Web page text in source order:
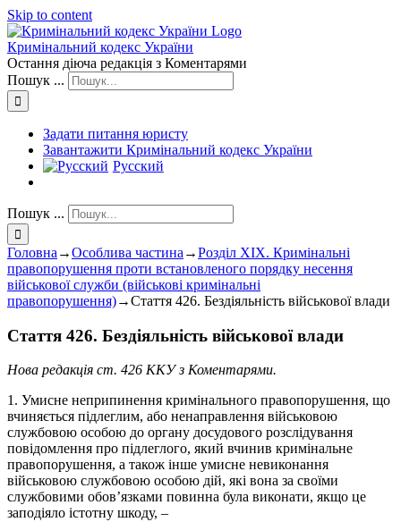
Skip to content
Кримінальний кодекс України
Остання діюча редакція з Коментарями
Пошук ...
Задати питання юристу
Завантажити Кримінальний кодекс України
Русский
Пошук ...
Головна →Особлива частина →Розділ XIX. Кримінальні
правопорушення проти встановленого порядку несення
військової служби (військові кримінальні
правопорушення)→Стаття 426. Бездіяльність військової влади
Стаття 426. Бездіяльність військової влади
Нова редакція ст. 426 ККУ з Коментарями.
1. Умисне неприпинення кримінального правопорушення, що
вчиняється підлеглим, або ненаправлення військовою
службовою особою до органу досудового розслідування
повідомлення про підлеглого, який вчинив кримінальне
правопорушення, а також інше умисне невиконання
військовою службовою особою дій, які вона за своїми
службовими обов’язками повинна була виконати, якщо це
заподіяло істотну шкоду, –